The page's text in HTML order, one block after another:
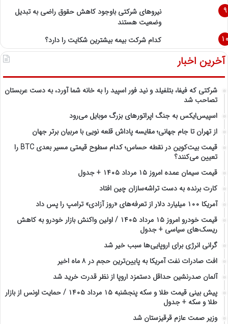
نیروهای شرکتی باوجود کاهش حقوق راضی به تبدیل
وضعیت هستند
کدام شرکت بیمه بیشترین شکایت را دارد؟
آخرین اخبار
شرکتی که فیفا، بتلفیلد و نید فور اسپید را به خانه شما آورد، به دست عربستان
تصاحب شد
اسپیس‌ایکس به جنگ اپراتورهای بزرگ موبایل می‌رود
از تهران تا جام جهانی؛ مقایسه پاداش قلعه نویی با مربیان برتر جهان
قیمت بیت‌کوین در نقطه حساس؛ کدام سطوح قیمتی مسیر بعدی BTC را
تعیین می‌کنند؟
قیمت سیمان عمده امروز ۱۵ مرداد ۱۴۰۵ + جدول
کارت برنده به دست تراشه‌سازان چین افتاد
آمریکا ۱۰۰ میلیارد دلار از تعرفه‌های «روز آزادی» ترامپ را پس داد
قیمت خودرو امروز ۱۵ مرداد ۱۴۰۵ / اولین واکنش بازار خودرو به کاهش
ریسک‌های سیاسی + جدول
گرانی انرژی برای اروپایی‌ها سبب خیر شد
افت صادرات نفت آمریکا به پایین‌ترین حجم در ۸ ماه اخیر
آلمان صدرنشین حداقل دستمزد اروپا از نظر قدرت خرید شد
پیش‌ بینی قیمت طلا و سکه پنجشنبه ۱۵ مرداد ۱۴۰۵ / حمایت اونس از بازار
طلا و سکه + جدول
وزیر صمت عازم قرقیزستان شد